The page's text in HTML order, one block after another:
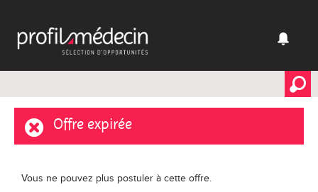
Offre expirée
Vous ne pouvez plus postuler à cette offre.